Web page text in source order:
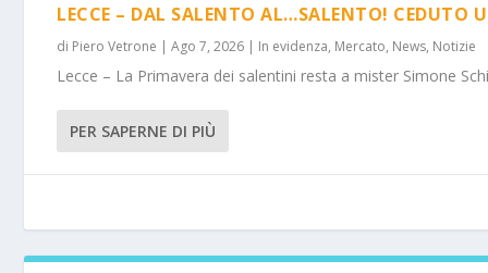
LECCE – DAL SALENTO AL…SALENTO! CEDUTO
di Piero Vetrone |Ago 7, 2026 | In evidenza, Mercato, News, Notizie
Lecce – La Primavera dei salentini resta a mister Simone
PER SAPERNE DI PIÙ